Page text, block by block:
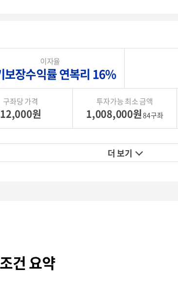
이자율
보장수익률 연복리 16%
구좌당 가격
12,000원
투자가능 최소 금액
1,008,000원84구좌
더 보기
건 요약